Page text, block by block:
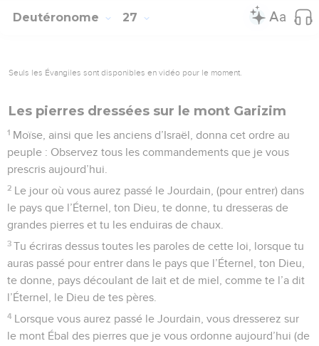
Deutéronome 27
Seuls les Évangiles sont disponibles en vidéo pour le moment.
Les pierres dressées sur le mont Garizim
1 Moïse, ainsi que les anciens d’Israël, donna cet ordre au
peuple : Observez tous les commandements que je vous
prescris aujourd’hui.
2 Le jour où vous aurez passé le Jourdain, (pour entrer) dans
le pays que l’Éternel, ton Dieu, te donne, tu dresseras de
grandes pierres et tu les enduiras de chaux.
3 Tu écriras dessus toutes les paroles de cette loi, lorsque tu
auras passé pour entrer dans le pays que l’Éternel, ton Dieu,
te donne, pays découlant de lait et de miel, comme te l’a dit
l’Éternel, le Dieu de tes pères.
4 Lorsque vous aurez passé le Jourdain, vous dresserez sur
le mont Ébal des pierres que je vous ordonne aujourd’hui (de